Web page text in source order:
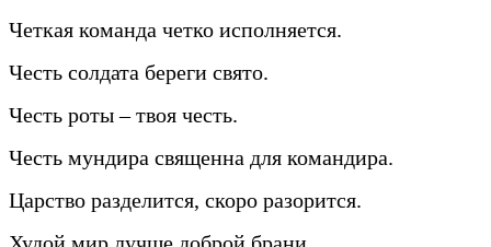
Четкая команда четко исполняется.
Честь солдата береги свято.
Честь роты – твоя честь.
Честь мундира священна для командира.
Царство разделится, скоро разорится.
Худой мир лучше доброй брани.